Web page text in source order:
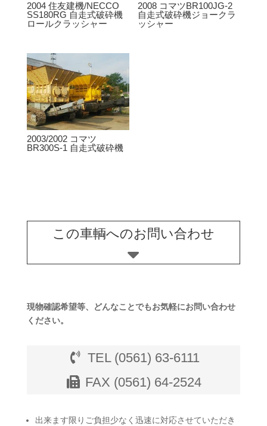
2004 住友建機/NECCO
SS180RG 自走式破砕機
ロールクラッシャー
2008 コマツBR100JG-2
自走式破砕機ジョークラ
ッシャー
2003/2002 コマツ
BR300S-1 自走式破砕機
この車輌へのお問い合わせ
現物確認希望等、どんなことでもお気軽にお問い合わせ
ください。
TEL (0561) 63-6111
FAX (0561) 64-2524
出来ます限りご負担少なく迅速に対応させていただき